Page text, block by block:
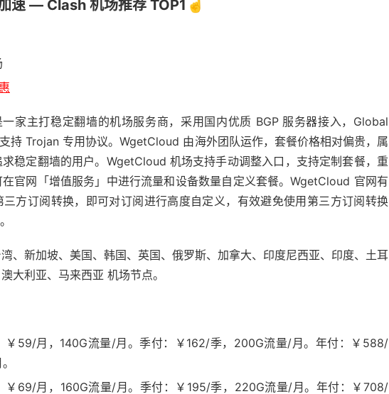
速 — Clash 机场推荐 TOP1☝️
家主打稳定翻墙的机场服务商，采用国内优质 BGP 服务器接入，Global
持 Trojan 专用协议。WgetCloud 由海外团队运作，套餐价格相对偏贵，属
稳定翻墙的用户。WgetCloud 机场支持手动调整入口，支持定制套餐，重
官网「增值服务」中进行流量和设备数量自定义套餐。WgetCloud 官网有
方订阅转换，即可对订阅进行高度自定义，有效避免使用第三方订阅转换
、新加坡、美国、韩国、英国、俄罗斯、加拿大、印度尼西亚、印度、土耳
大利亚、马来西亚 机场节点。
￥59/月，140G流量/月。季付：￥162/季，200G流量/月。年付：￥588/
￥69/月，160G流量/月。季付：￥195/季，220G流量/月。年付：￥708/